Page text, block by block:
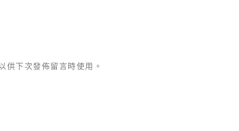
供下次發佈留言時使用。